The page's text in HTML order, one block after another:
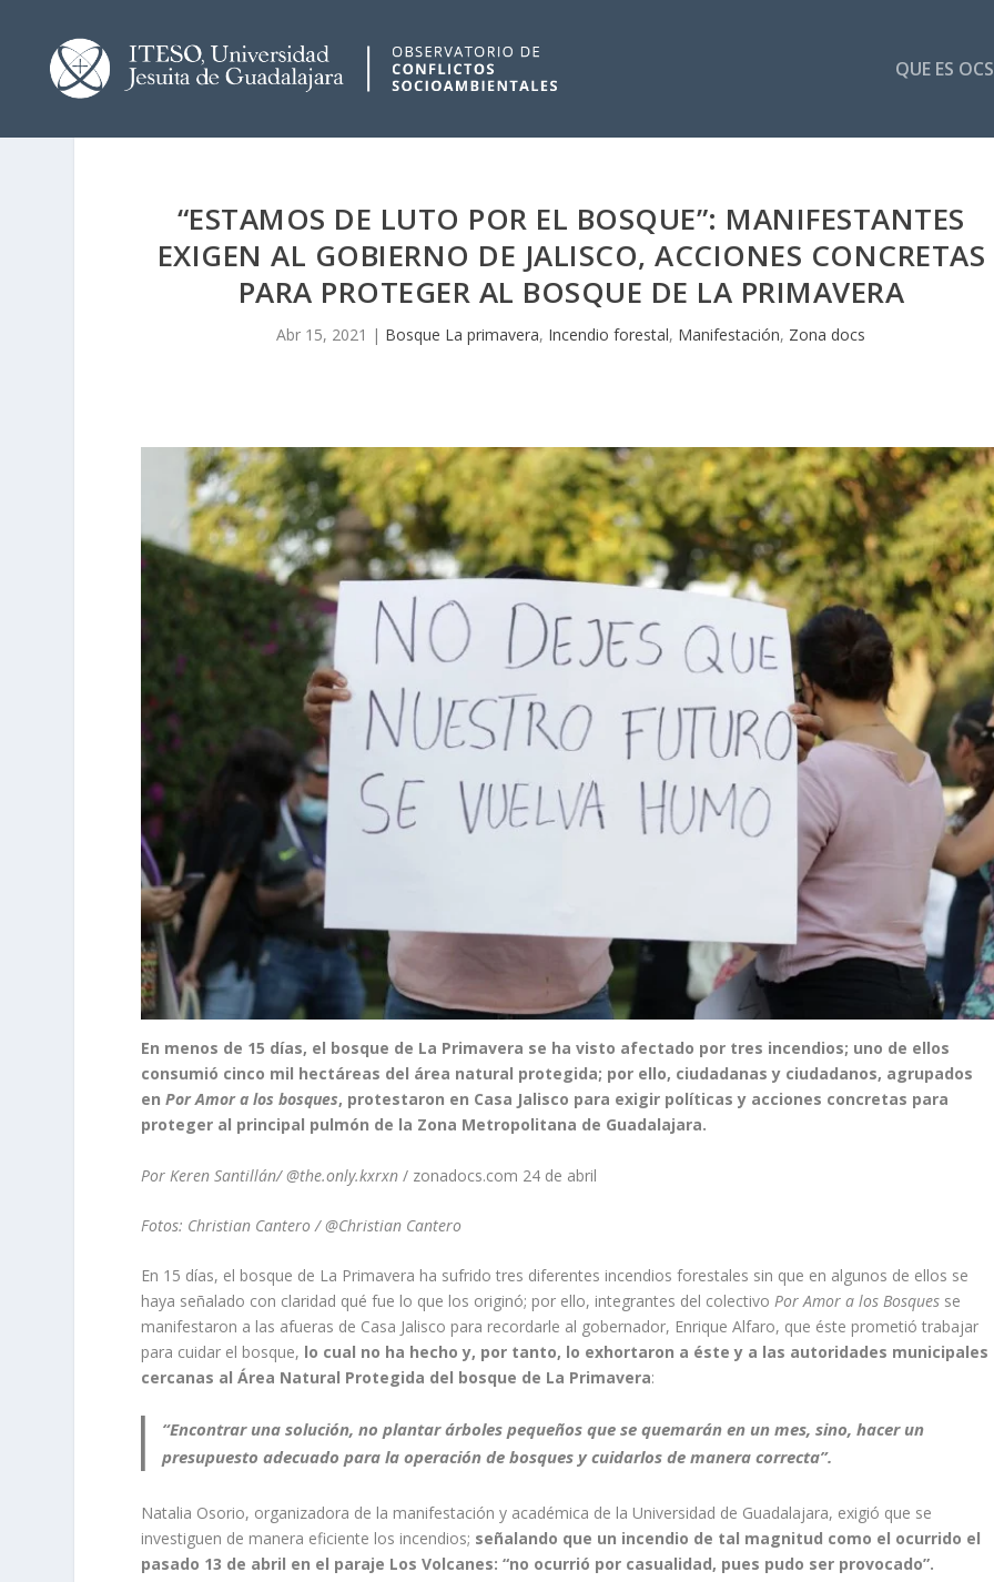
QUE ES
“ESTAMOS DE LUTO POR EL BOSQUE”: MANIFESTANTES
EXIGEN AL GOBIERNO DE JALISCO, ACCIONES CONCRETAS
PARA PROTEGER AL BOSQUE DE LA PRIMAVERA
Abr 15, 2021 | Bosque La primavera, Incendio forestal, Manifestación, Zona docs
En menos de 15 días, el bosque de La Primavera se ha visto afectado por tres incendios; uno de ellos
consumió cinco mil hectáreas del área natural protegida; por ello, ciudadanas y ciudadanos, agrupados
enPor Amor a los bosques, protestaron en Casa Jalisco para exigir políticas y acciones concretas para
proteger al principal pulmón de la Zona Metropolitana de Guadalajara.
Por Keren Santillán/ @the.only.kxrxn / zonadocs.com 24 de abril
Fotos: Christian Cantero / @Christian Cantero
En 15 días, el bosque de La Primavera ha sufrido tres diferentes incendios forestales sin que en algunos de ellos se
haya señalado con claridad qué fue lo que los originó; por ello, integrantes del colectivoPor Amor a los Bosques se
manifestaron a las afueras de Casa Jalisco para recordarle al gobernador, Enrique Alfaro, que éste prometió trabajar
para cuidar el bosque, lo cual no ha hecho y, por tanto, lo exhortaron a éste y a las autoridades municipales
cercanas al Área Natural Protegida del bosque de La Primavera:
“Encontrar una solución, no plantar árboles pequeños que se quemarán en un mes, sino, hacer un
presupuesto adecuado para la operación de bosques y cuidarlos de manera correcta”.
Natalia Osorio, organizadora de la manifestación y académica de la Universidad de Guadalajara, exigió que se
investiguen de manera eficiente los incendios; señalando que un incendio de tal magnitud como el ocurrido el
pasado 13 de abril en el paraje Los Volcanes: “no ocurrió por casualidad, pues pudo ser provocado”.